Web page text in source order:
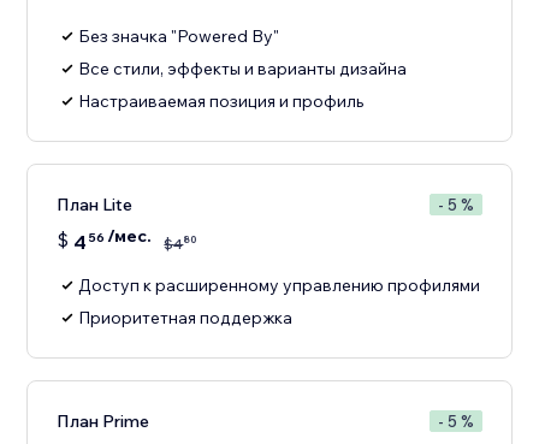
Без значка "Powered By"
Все стили, эффекты и варианты дизайна
Настраиваемая позиция и профиль
План Lite - 5 %
$ 4 56 /мес. $480
Доступ к расширенному управлению профилями
Приоритетная поддержка
План Prime - 5 %